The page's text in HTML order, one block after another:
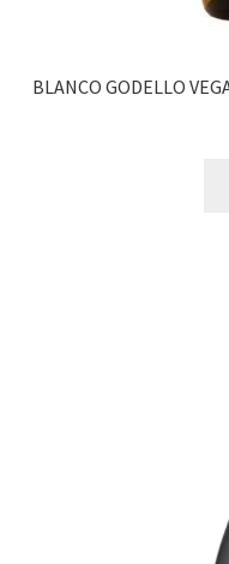
BLANCO GODELLO